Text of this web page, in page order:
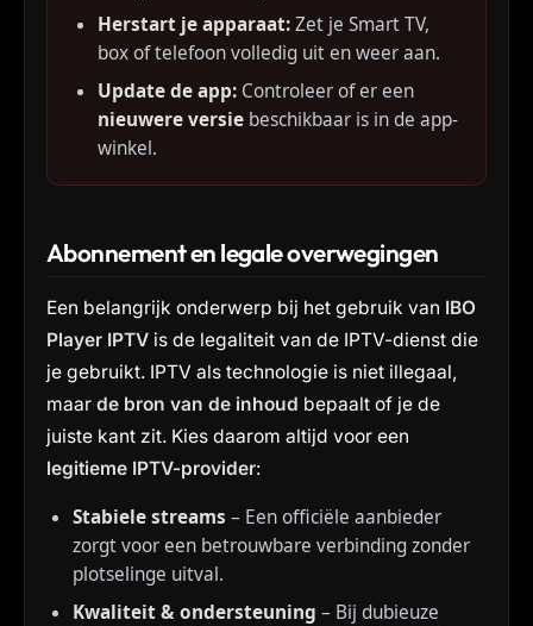
Herstart je apparaat:Zet je Smart TV,
box of telefoon volledig uit en weer aan.
Update de app: Controleer of er een
nieuwere versie beschikbaar is in de app-
winkel.
Abonnement en legale overwegingen
Een belangrijk onderwerp bij het gebruik van IBO
Player IPTV is de legaliteit van de IPTV-dienst die
je gebruikt. IPTV als technologie is niet illegaal,
maar de bron van de inhoud bepaalt of je de
juiste kant zit. Kies daarom altijd voor een
legitieme IPTV-provider:
Stabiele streams – Een officiële aanbieder
zorgt voor een betrouwbare verbinding zonder
plotselinge uitval.
Kwaliteit & ondersteuning – Bij dubieuze